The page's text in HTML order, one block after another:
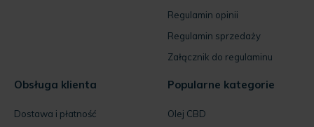
Regulamin opinii
Regulamin sprzedaży
Załącznik do regulaminu
Obsługa klienta
Dostawa i płatność
Popularne kategorie
Olej CBD